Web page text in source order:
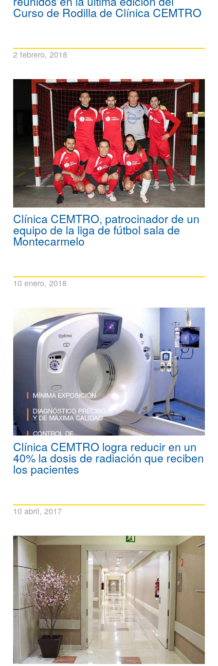
Curso de Rodilla de Clínica CEMTRO
2 febrero, 2018
Clínica CEMTRO, patrocinador de un
equipo de la liga de fútbol sala de
Montecarmelo
10 enero, 2018
Clínica CEMTRO logra reducir en un
40% la dosis de radiación que reciben
los pacientes
10 abril, 2017